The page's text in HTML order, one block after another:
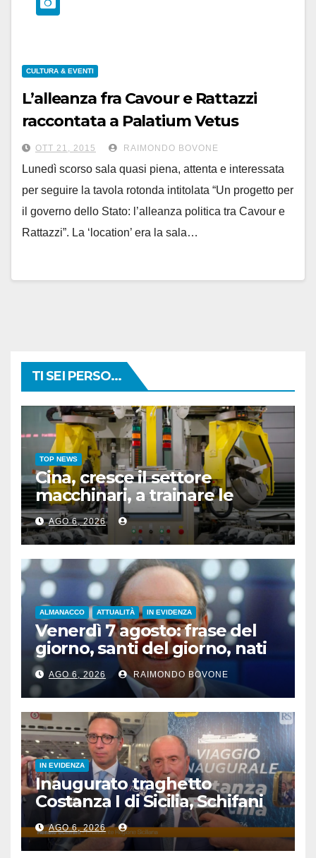
CULTURA & EVENTI
L’alleanza fra Cavour e Rattazzi
raccontata a Palatium Vetus
OTT 21, 2015 RAIMONDO BOVONE
Lunedì scorso sala quasi piena, attenta e interessata
per seguire la tavola rotonda intitolata “Un progetto per
il governo dello Stato: l’alleanza politica tra Cavour e
Rattazzi”. La ‘location’ era la sala…
TI SEI PERSO...
TOP NEWS
Cina, cresce il settore
macchinari, a trainare le
“attrezzature intelligenti”
AGO 6, 2026
ALMANACCO ATTUALITÀ IN EVIDENZA
Venerdì 7 agosto: frase del
giorno, santi del giorno, nati
famosi, accadde oggi
AGO 6, 2026 RAIMONDO BOVONE
IN EVIDENZA
Inaugurato traghetto
Costanza I di Sicilia, Schifani
“Mantenuto impegni presi”
AGO 6, 2026